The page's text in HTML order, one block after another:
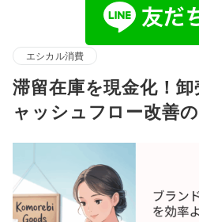
エシカル消費
滞留在庫を現金化！
ャッシュフロー改善